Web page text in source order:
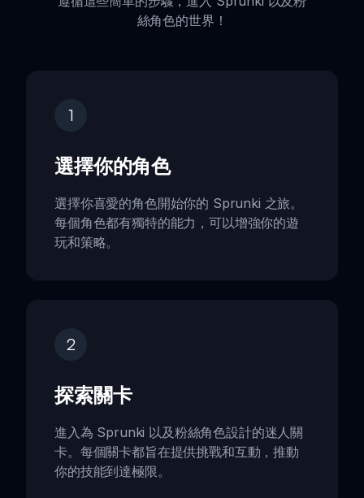
絲角色的世界！
1
選擇你的角色
選擇你喜愛的角色開始你的 Sprunki 之旅。
每個角色都有獨特的能力，可以增強你的遊
玩和策略。
2
探索關卡
進入為 Sprunki 以及粉絲角色設計的迷人關
卡。每個關卡都旨在提供挑戰和互動，推動
你的技能到達極限。